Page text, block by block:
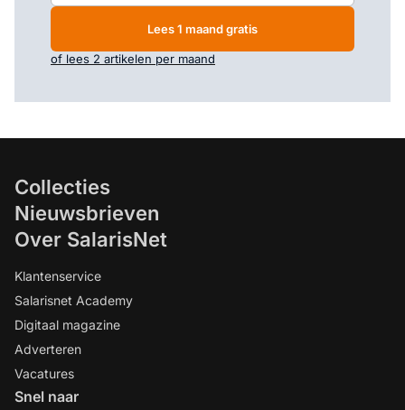
Lees 1 maand gratis
of lees 2 artikelen per maand
Collecties
Nieuwsbrieven
Over SalarisNet
Klantenservice
Salarisnet Academy
Digitaal magazine
Adverteren
Vacatures
Snel naar